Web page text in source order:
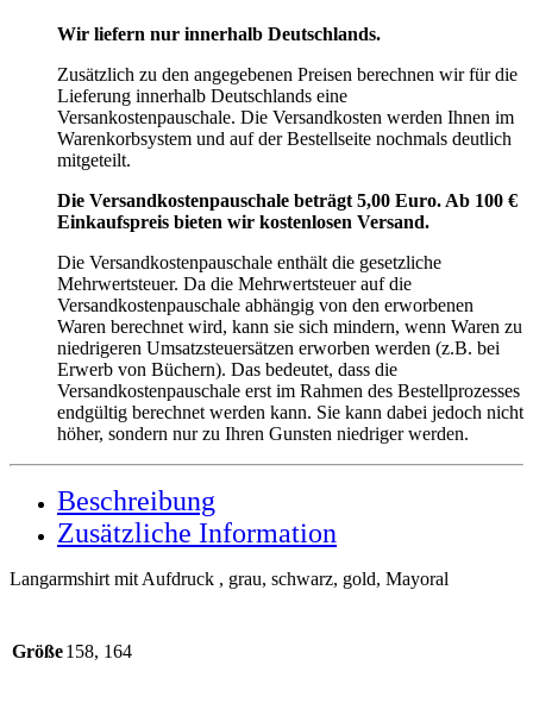
Wir liefern nur innerhalb Deutschlands.
Zusätzlich zu den angegebenen Preisen berechnen wir für die
Lieferung innerhalb Deutschlands eine
Versankostenpauschale. Die Versandkosten werden Ihnen im
Warenkorbsystem und auf der Bestellseite nochmals deutlich
mitgeteilt.
Die Versandkostenpauschale beträgt 5,00 Euro. Ab 100 €
Einkaufspreis bieten wir kostenlosen Versand.
Die Versandkostenpauschale enthält die gesetzliche
Mehrwertsteuer. Da die Mehrwertsteuer auf die
Versandkostenpauschale abhängig von den erworbenen
Waren berechnet wird, kann sie sich mindern, wenn Waren zu
niedrigeren Umsatzsteuersätzen erworben werden (z.B. bei
Erwerb von Büchern). Das bedeutet, dass die
Versandkostenpauschale erst im Rahmen des Bestellprozesses
endgültig berechnet werden kann. Sie kann dabei jedoch nicht
höher, sondern nur zu Ihren Gunsten niedriger werden.
Beschreibung
Zusätzliche Information
Langarmshirt mit Aufdruck , grau, schwarz, gold, Mayoral
Größe158, 164